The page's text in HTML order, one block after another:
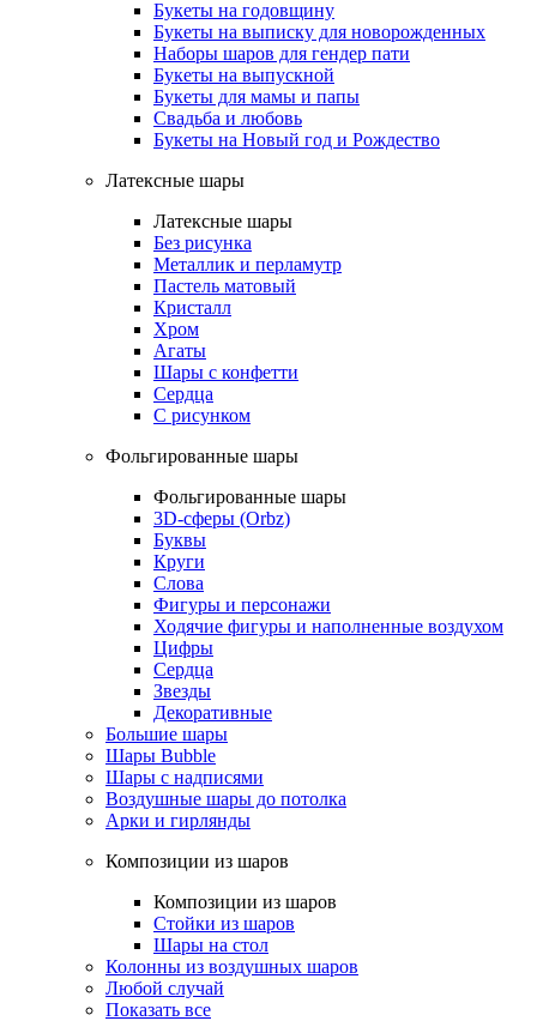
Букеты на годовщину
Букеты на выписку для новорожденных
Наборы шаров для гендер пати
Букеты на выпускной
Букеты для мамы и папы
Свадьба и любовь
Букеты на Новый год и Рождество
Латексные шары
Латексные шары
Без рисунка
Металлик и перламутр
Пастель матовый
Кристалл
Хром
Агаты
Шары с конфетти
Сердца
С рисунком
Фольгированные шары
Фольгированные шары
3D-сферы (Orbz)
Буквы
Круги
Слова
Фигуры и персонажи
Ходячие фигуры и наполненные воздухом
Цифры
Сердца
Звезды
Декоративные
Большие шары
Шары Bubble
Шары с надписями
Воздушные шары до потолка
Арки и гирлянды
Композиции из шаров
Композиции из шаров
Стойки из шаров
Шары на стол
Колонны из воздушных шаров
Любой случай
Показать все